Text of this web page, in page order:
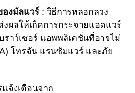
องมัลแวร์ : วิธีการหลอกลวง
งผลให้เกิดการกระจายแอดแวร์
ราว์เซอร์ แอพพลิเคชั่นที่อาจไม่
โทรจัน แรนซัมแวร์ และภัย
จ้งเตือนจาก